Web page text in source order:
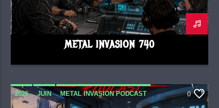
METAL INVASION 740
2026 JUIN METAL INVASION PODCAST 0